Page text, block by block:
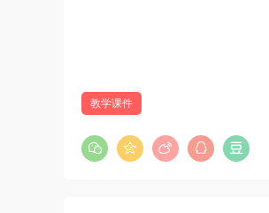
教学课件